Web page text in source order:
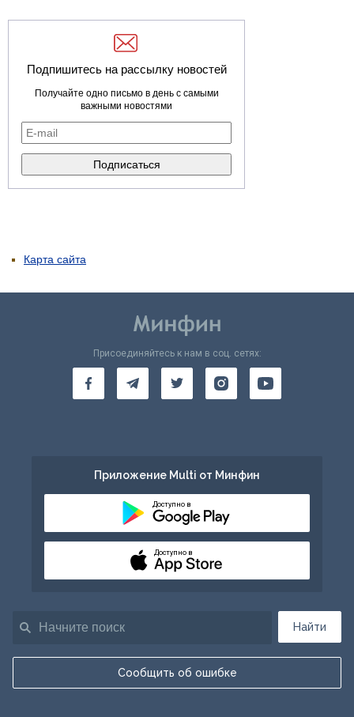
Подпишитесь на рассылку новостей
Получайте одно письмо в день с самыми
важными новостями
Карта сайта
Найти
Сообщить об ошибке
Присоединяйтесь к нам в соц. сетях:
Приложение Multi от Минфин
Доступно в
Доступно в